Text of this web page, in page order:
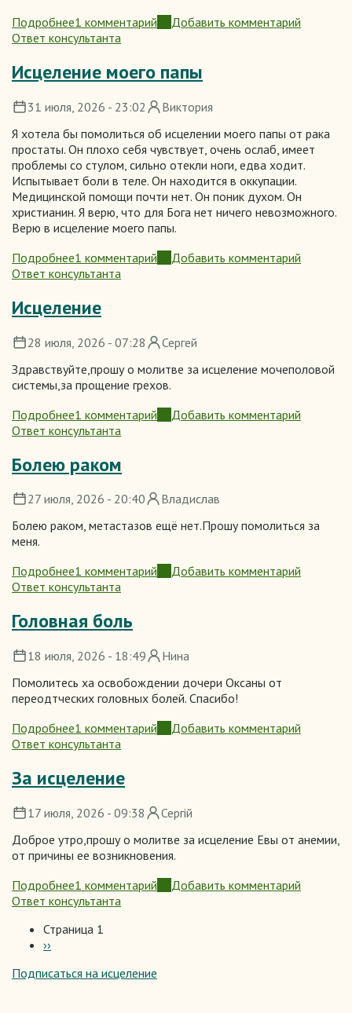
Подробнее
о
Исцеление
освобождения
вора
1 комментарий
Добавить комментарий
Ответ консультанта
Исцеление моего папы
31 июля, 2026 - 23:02
Виктория
Я хотела бы помолиться об исцелении моего папы от рака
простаты. Он плохо себя чувствует, очень ослаб, имеет
проблемы со стулом, сильно отекли ноги, едва ходит.
Испытывает боли в теле. Он находится в оккупации.
Медицинской помощи почти нет. Он поник духом. Он
христианин. Я верю, что для Бога нет ничего невозможного.
Верю в исцеление моего папы.
Подробнее
о
Исцеление
папы
1 комментарий
Добавить комментарий
Ответ консультанта
Исцеление
28 июля, 2026 - 07:28
Сергей
Здравствуйте,прошу о молитве за исцеление мочеполовой
системы,за прощение грехов.
Подробнее
о
Исцеление
1 комментарий
Добавить комментарий
Ответ консультанта
Болею раком
27 июля, 2026 - 20:40
Владислав
Болею раком, метастазов ещё нет.Прошу помолиться за
меня.
Подробнее
о
Болею
1 комментарий
Добавить комментарий
Ответ консультанта
Головная боль
18 июля, 2026 - 18:49
Нина
Помолитесь ха освобождении дочери Оксаны от
переодтческих головных болей. Спасибо!
Подробнее
о
Головная
1 комментарий
Добавить комментарий
Ответ консультанта
За исцеление
17 июля, 2026 - 09:38
Сергій
Доброе утро,прошу о молитве за исцеление Евы от анемии,
от причины ее возникновения.
Подробнее
о
За
исцеление
1 комментарий
Добавить комментарий
Ответ консультанта
Нумерация
Страница 1
Следующая
››
Подписаться на исцеление